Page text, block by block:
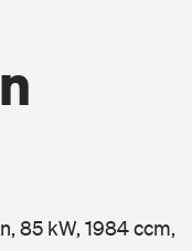
85 kW, 1984 ccm,